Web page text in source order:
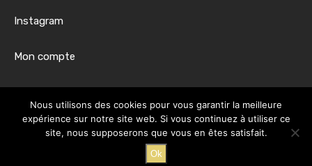
Instagram
Mon compte
Du lundi au vendredi, de 8h00 à 17h30
@2024 - Tous droits réservés.
Nous utilisons des cookies pour vous garantir la meilleure
expérience sur notre site web. Si vous continuez à utiliser ce
site, nous supposerons que vous en êtes satisfait.
Ok